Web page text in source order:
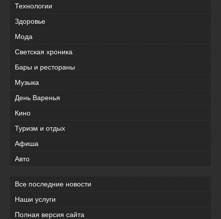
Технологии
Здоровье
Мода
Светская хроника
Бары и рестораны
Музыка
День Варенья
Кино
Туризм и отдых
Афиша
Авто
Все последние новости
Наши услуги
Полная версия сайта